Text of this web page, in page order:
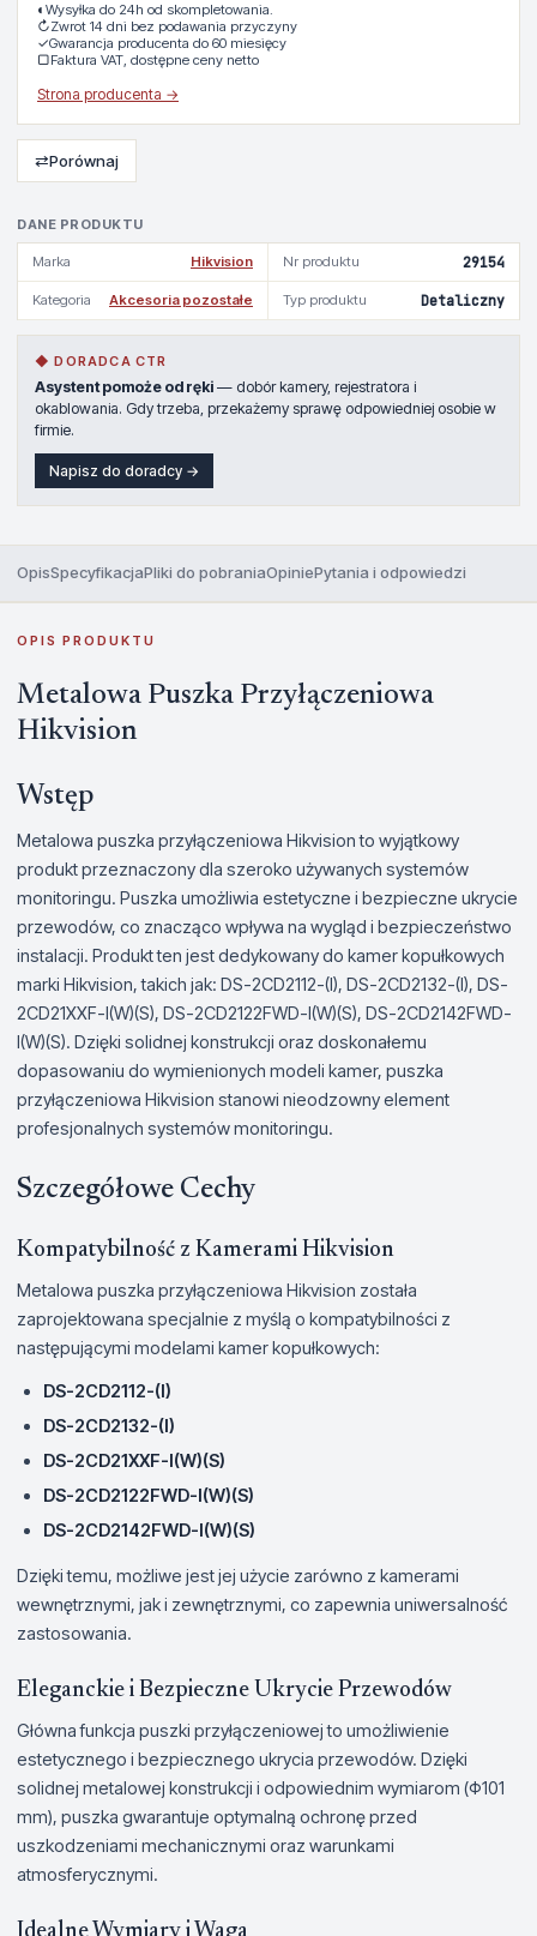
DANE PRODUKTU
Marka Hikvision Nr produktu 29154
Kategoria Akcesoria pozostałe Typ produktu Detaliczny
◆ DORADCA CTR
Asystent pomoże od ręki — dobór kamery, rejestratora i
okablowania. Gdy trzeba, przekażemy sprawę odpowiedniej osobie w
firmie.
Napisz do doradcy →
◐ Wysyłka do 24h od skompletowania.
↻Zwrot 14 dni bez podawania przyczyny
✓Gwarancja producenta do 60 miesięcy
▢Faktura VAT, dostępne ceny netto
Strona producenta →
⇄Porównaj
OpisSpecyfikacjaPliki do pobraniaOpiniePytania i odpowiedzi
OPIS PRODUKTU
Metalowa Puszka Przyłączeniowa
Hikvision
Wstęp
Metalowa puszka przyłączeniowa Hikvision to wyjątkowy
produkt przeznaczony dla szeroko używanych systemów
monitoringu. Puszka umożliwia estetyczne i bezpieczne ukrycie
przewodów, co znacząco wpływa na wygląd i bezpieczeństwo
instalacji. Produkt ten jest dedykowany do kamer kopułkowych
marki Hikvision, takich jak: DS-2CD2112-(I), DS-2CD2132-(I), DS-
2CD21XXF-I(W)(S), DS-2CD2122FWD-I(W)(S), DS-2CD2142FWD-
I(W)(S). Dzięki solidnej konstrukcji oraz doskonałemu
dopasowaniu do wymienionych modeli kamer, puszka
przyłączeniowa Hikvision stanowi nieodzowny element
profesjonalnych systemów monitoringu.
Szczegółowe Cechy
Kompatybilność z Kamerami Hikvision
Metalowa puszka przyłączeniowa Hikvision została
zaprojektowana specjalnie z myślą o kompatybilności z
następującymi modelami kamer kopułkowych:
DS-2CD2112-(I)
DS-2CD2132-(I)
DS-2CD21XXF-I(W)(S)
DS-2CD2122FWD-I(W)(S)
DS-2CD2142FWD-I(W)(S)
Dzięki temu, możliwe jest jej użycie zarówno z kamerami
wewnętrznymi, jak i zewnętrznymi, co zapewnia uniwersalność
zastosowania.
Eleganckie i Bezpieczne Ukrycie Przewodów
Główna funkcja puszki przyłączeniowej to umożliwienie
estetycznego i bezpiecznego ukrycia przewodów. Dzięki
solidnej metalowej konstrukcji i odpowiednim wymiarom (Φ101
mm), puszka gwarantuje optymalną ochronę przed
uszkodzeniami mechanicznymi oraz warunkami
atmosferycznymi.